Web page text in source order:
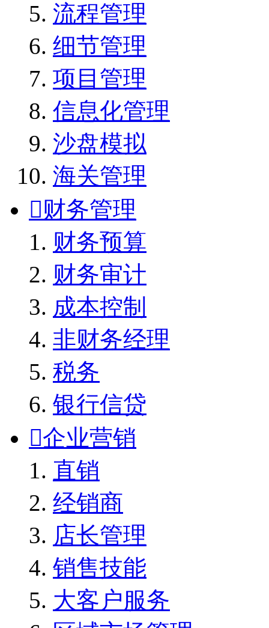
流程管理
细节管理
项目管理
信息化管理
沙盘模拟
海关管理
财务管理
财务预算
财务审计
成本控制
非财务经理
税务
银行信贷
企业营销
直销
经销商
店长管理
销售技能
大客户服务